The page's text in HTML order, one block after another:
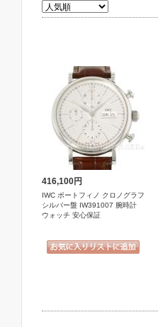
416,100円
IWC ポートフィノ クロノグラフ
シルバー盤 IW391007 腕時計
ウォッチ 安心保証